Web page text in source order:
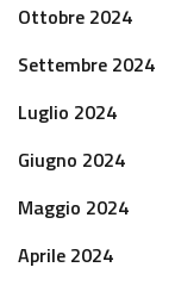
Ottobre 2024
Settembre 2024
Luglio 2024
Giugno 2024
Maggio 2024
Aprile 2024